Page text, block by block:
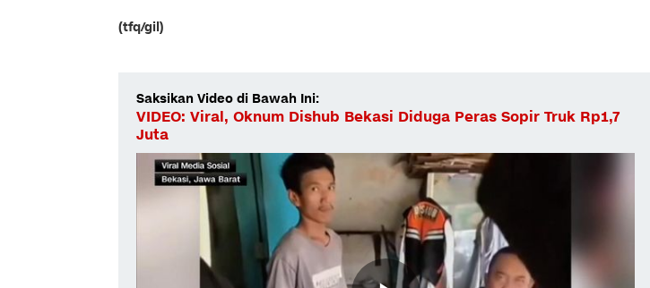
(tfq/gil)
Saksikan Video di Bawah Ini:
VIDEO: Viral, Oknum Dishub Bekasi Diduga Peras Sopir Truk Rp1,7
Juta